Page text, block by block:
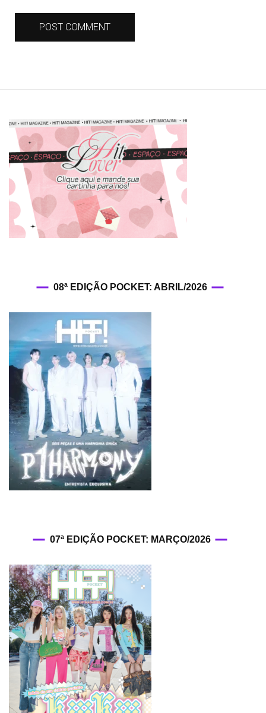
08ª EDIÇÃO POCKET: ABRIL/2026
07ª EDIÇÃO POCKET: MARÇO/2026